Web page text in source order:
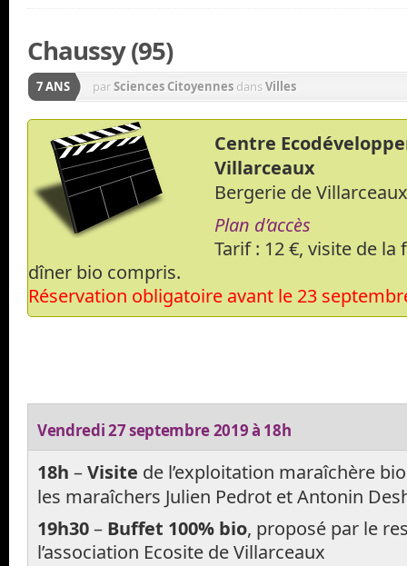
Chaussy (95)
7 ANS parSciences Citoyennes dansVilles
Centre
Villarceaux
Bergerie de
Plan d’accès
Tarif : 12 €, visite de
dîner bio compris.
Réservation obligatoire avant le 23
Vendredi 27 septembre 2019 à 18h
18h –Visite de l’exploitation maraîchère
les maraîchers Julien Pedrot et Antonin
19h30– Buffet 100% bio, proposé par le
l’association Ecosite de Villarceaux